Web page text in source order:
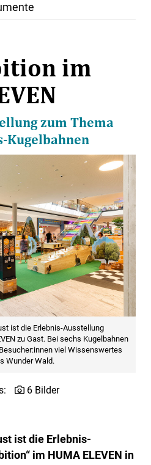
im
zum Thema
Kugelbahnen
ist die Erlebnis-Ausstellung
zu Gast. Bei sechs Kugelbahnen
viel Wissenswertes
Wunder Wald.
6 Bilder
ist die Erlebnis-
im HUMA ELEVEN in